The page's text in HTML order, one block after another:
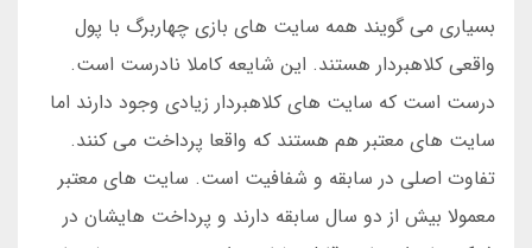
بسیاری می گویند همه سایت های بازی چهاربرگ با پول
واقعی کلاهبردار هستند. این شایعه کاملا نادرست است.
درست است که سایت های کلاهبردار زیادی وجود دارند اما
سایت های معتبر هم هستند که واقعا پرداخت می کنند.
تفاوت اصلی در سابقه و شفافیت است. سایت های معتبر
معمولا بیش از دو سال سابقه دارند و پرداخت هایشان در